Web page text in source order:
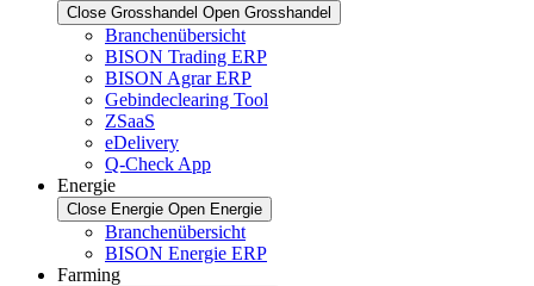
Close Grosshandel Open Grosshandel
Branchenübersicht
BISON Trading ERP
BISON Agrar ERP
Gebindeclearing Tool
ZSaaS
eDelivery
Q-Check App
Energie
Close Energie Open Energie
Branchenübersicht
BISON Energie ERP
Farming